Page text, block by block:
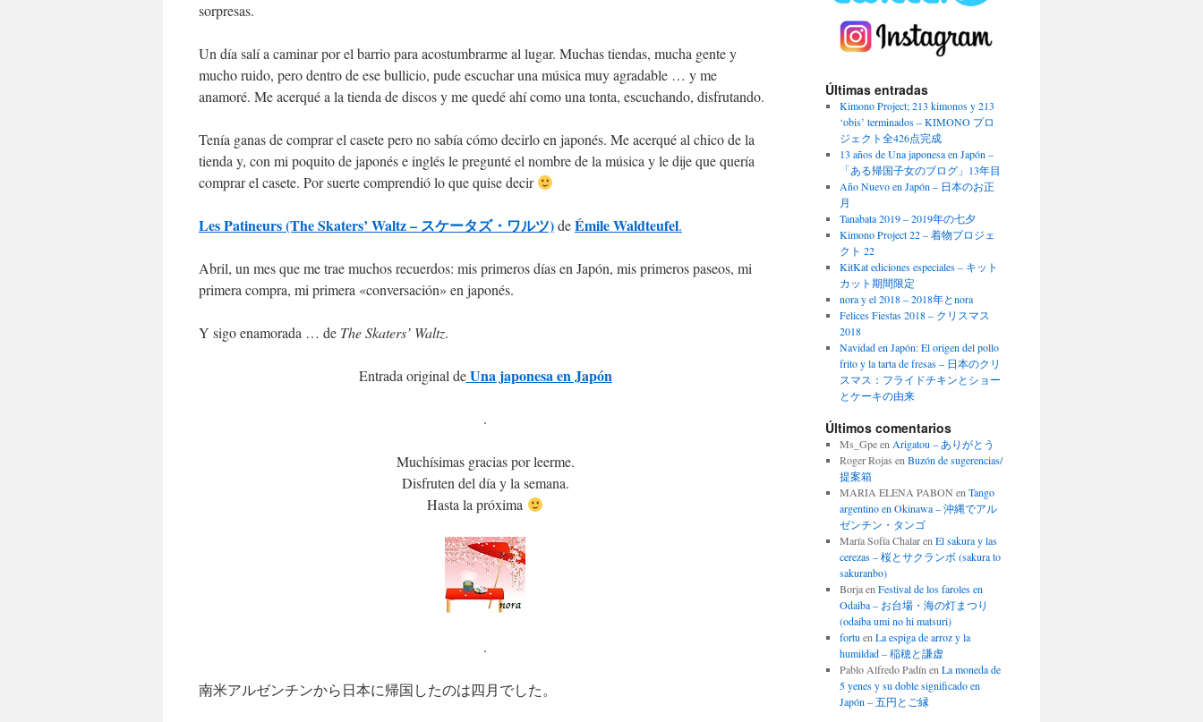
sorpresas.
Un día salí a caminar por el barrio para acostumbrarme al lugar. Muchas tiendas, mucha gente y
mucho ruido, pero dentro de ese bullicio, pude escuchar una música muy agradable … y me
anamoré. Me acerqué a la tienda de discos y me quedé ahí como una tonta, escuchando, disfrutando.
Tenía ganas de comprar el casete pero no sabía cómo decirlo en japonés. Me acerqué al chico de la
tienda y, con mi poquito de japonés e inglés le pregunté el nombre de la música y le dije que quería
comprar el casete. Por suerte comprendió lo que quise decir
Les Patineurs (The Skaters’ Waltz – スケータズ・ワルツ)deÉmile Waldteufel.
Abril, un mes que me trae muchos recuerdos: mis primeros días en Japón, mis primeros paseos, mi
primera compra, mi primera «conversación» en japonés.
Y sigo enamorada … de The Skaters’ Waltz.
Entrada original deUna japonesa en Japón
.
Muchísimas gracias por leerme.
Disfruten del día y la semana.
Hasta la próxima
.
南米アルゼンチンから日本に帰国したのは四月でした。
Últimas entradas
Kimono Project; 213 kimonos y 213
‘obis’ terminados – KIMONO プロ
ジェクト全426点完成
13 años de Una japonesa en Japón –
「ある帰国子女のブログ」13年目
Año Nuevo en Japón – 日本のお正
月
Tanabata 2019 – 2019年の七夕
Kimono Project 22 – 着物プロジェ
クト 22
KitKat ediciones especiales – キット
カット期間限定
nora y el 2018 – 2018年とnora
Felices Fiestas 2018 – クリスマス
2018
Navidad en Japón: El origen del pollo
frito y la tarta de fresas – 日本のクリ
スマス：フライドチキンとショー
とケーキの由来
Últimos comentarios
Ms_Gpeen Arigatou – ありがとう
Roger Rojas en Buzón de sugerencias/
提案箱
MARIA ELENA PABON en Tango
argentino en Okinawa – 沖縄でアル
ゼンチン・タンゴ
María Sofía Chalaren El sakura y las
cerezas – 桜とサクランボ (sakura to
sakuranbo)
Borjaen Festival de los faroles en
Odaiba – お台場・海の灯まつり
(odaiba umi no hi matsuri)
fortu en La espiga de arroz y la
humildad – 稲穂と謙虚
Pablo Alfredo Padín en La moneda de
5 yenes y su doble significado en
Japón – 五円とご縁